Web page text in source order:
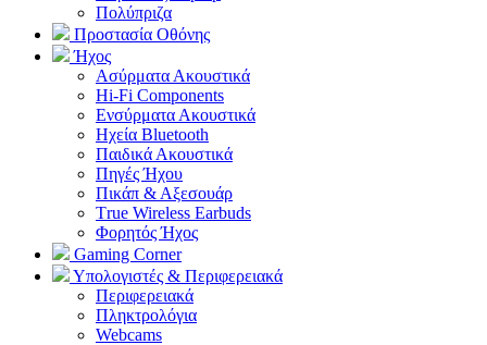
Πολύπριζα
Προστασία Οθόνης
Ήχος
Ασύρματα Ακουστικά
Hi-Fi Components
Ενσύρματα Ακουστικά
Ηχεία Bluetooth
Παιδικά Ακουστικά
Πηγές Ήχου
Πικάπ & Αξεσουάρ
Τrue Wireless Earbuds
Φορητός Ήχος
Gaming Corner
Υπολογιστές & Περιφερειακά
Περιφερειακά
Πληκτρολόγια
Webcams